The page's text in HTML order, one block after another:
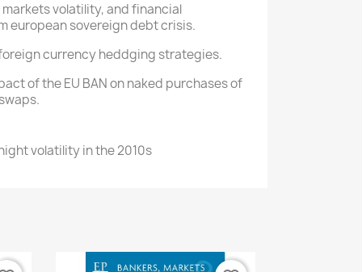
volatility, and financial
european sovereign debt crisis.
currency heddging strategies.
of the EU BAN on naked purchases of
volatility in the 2010s